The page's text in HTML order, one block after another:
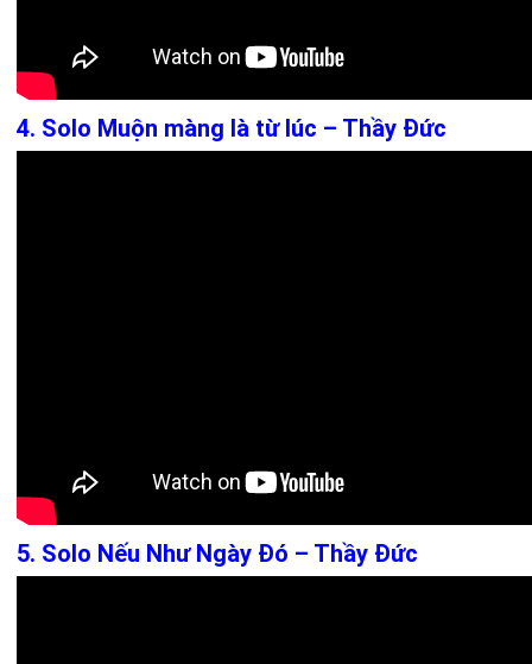
4. Solo Muộn màng là từ lúc – Thầy Đức
5. Solo Nếu Như Ngày Đó – Thầy Đức